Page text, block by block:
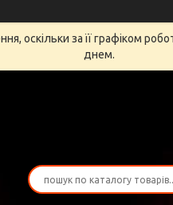
оскільки за її графіком
днем.